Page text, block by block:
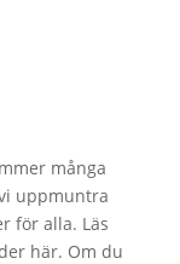
många
uppmuntra
för alla. Läs
här. Om du